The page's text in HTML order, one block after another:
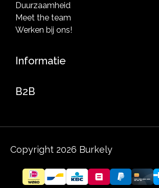
Duurzaamheid
Meet the team
Werken bij ons!
Informatie
B2B
Copyright 2026 Burkely